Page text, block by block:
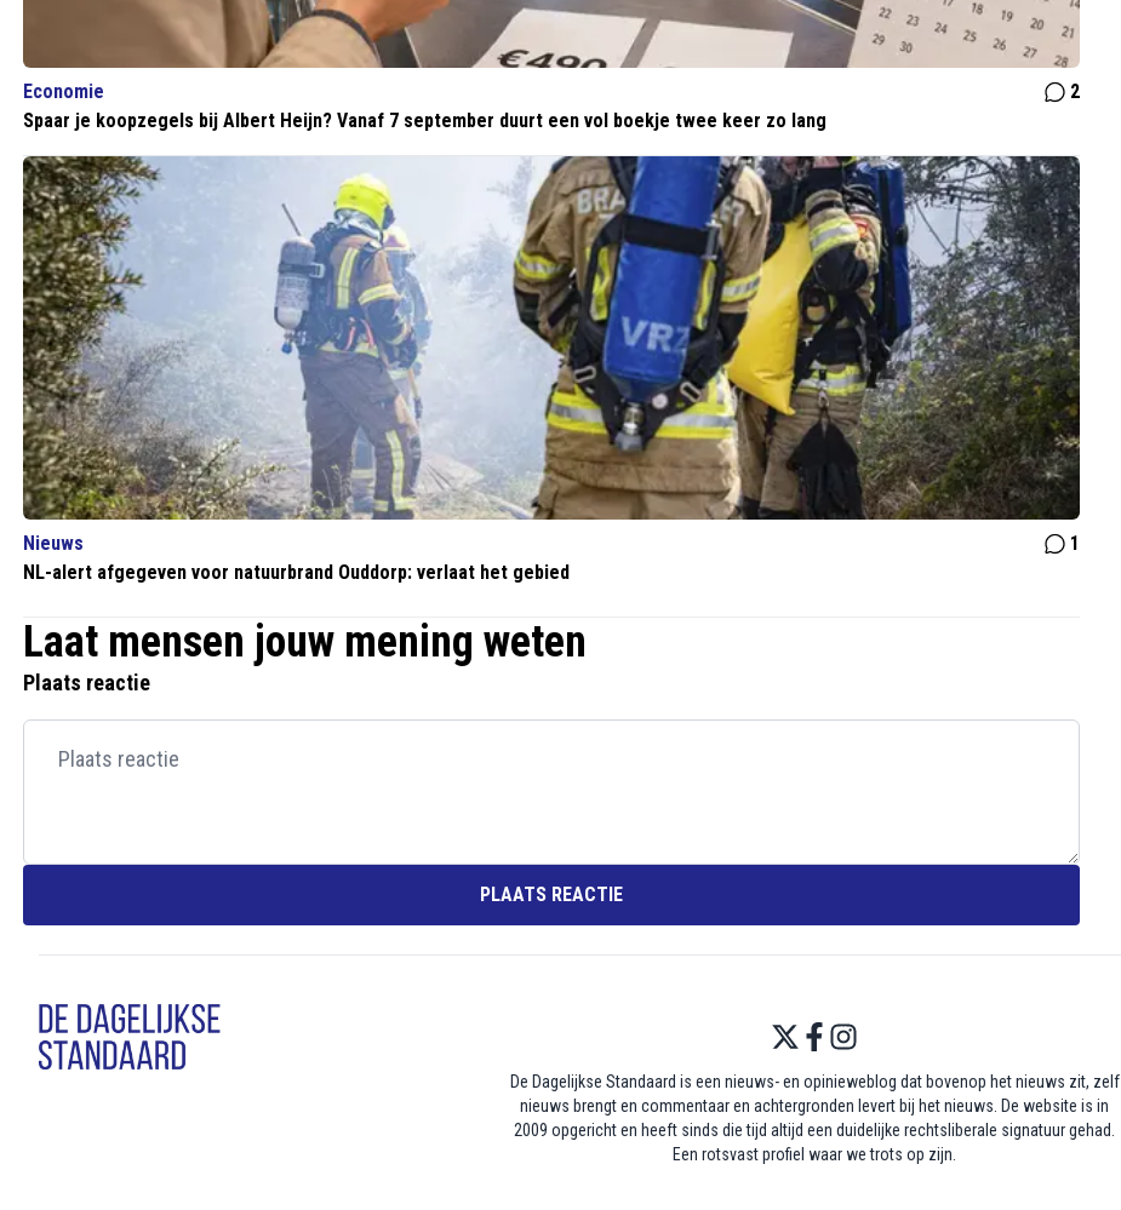
Economie
2
Spaar je koopzegels bij Albert Heijn? Vanaf 7 september duurt een vol boekje twee keer zo lang
Nieuws
1
NL-alert afgegeven voor natuurbrand Ouddorp: verlaat het gebied
Laat mensen jouw mening weten
Plaats reactie
PLAATS REACTIE
De Dagelijkse Standaard is een nieuws- en opinieweblog dat bovenop het nieuws zit, zelf
nieuws brengt en commentaar en achtergronden levert bij het nieuws. De website is in
2009 opgericht en heeft sinds die tijd altijd een duidelijke rechtsliberale signatuur gehad.
Een rotsvast profiel waar we trots op zijn.